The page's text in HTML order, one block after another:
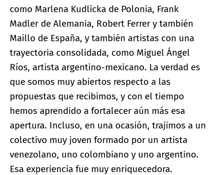
como Marlena Kudlicka de Polonia, Frank
Madler de Alemania, Robert Ferrer y también
Maillo de España, y también artistas con una
trayectoria consolidada, como Miguel Ángel
Ríos, artista argentino-mexicano. La verdad es
que somos muy abiertos respecto a las
propuestas que recibimos, y con el tiempo
hemos aprendido a fortalecer aún más esa
apertura. Incluso, en una ocasión, trajimos a un
colectivo muy joven formado por un artista
venezolano, uno colombiano y uno argentino.
Esa experiencia fue muy enriquecedora.